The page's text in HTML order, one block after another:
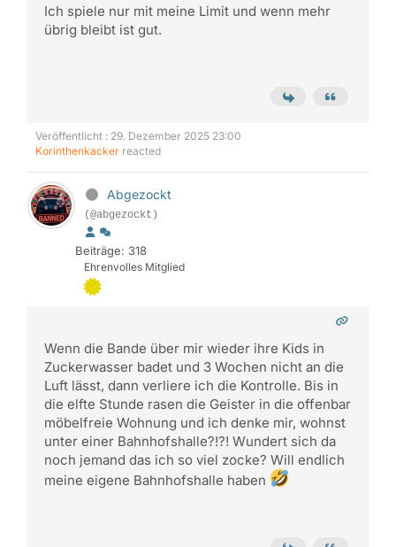
Ich spiele nur mit meine Limit und wenn mehr
übrig bleibt ist gut.
Veröffentlicht : 29. Dezember 2025 23:00
Korinthenkacker reacted
Abgezockt
(@abgezockt)
Beiträge: 318
Ehrenvolles Mitglied
Wenn die Bande über mir wieder ihre Kids in
Zuckerwasser badet und 3 Wochen nicht an die
Luft lässt, dann verliere ich die Kontrolle. Bis in
die elfte Stunde rasen die Geister in die offenbar
möbelfreie Wohnung und ich denke mir, wohnst
unter einer Bahnhofshalle?!?! Wundert sich da
noch jemand das ich so viel zocke? Will endlich
meine eigene Bahnhofshalle haben